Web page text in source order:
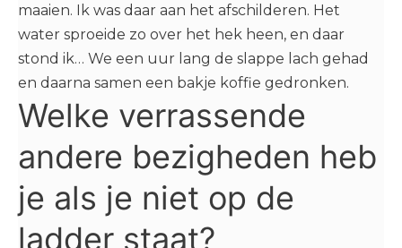
maaien. Ik was daar aan het afschilderen. Het
water sproeide zo over het hek heen, en daar
stond ik… We een uur lang de slappe lach gehad
en daarna samen een bakje koffie gedronken.
Welke verrassende
andere bezigheden heb
je als je niet op de
ladder staat?